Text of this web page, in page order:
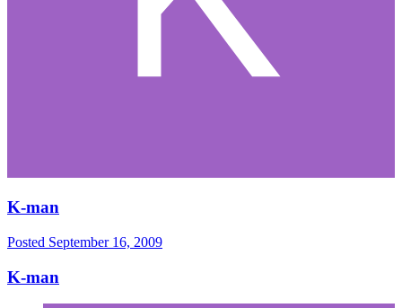
K-man
Posted September 16, 2009
K-man